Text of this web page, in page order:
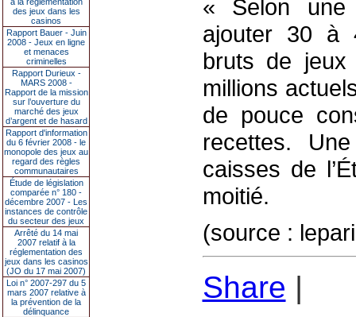
des jeux dans les
casinos
Rapport Bauer - Juin
2008 - Jeux en ligne
et menaces
criminelles
Rapport Durieux -
MARS 2008 -
Rapport de la mission
sur l’ouverture du
marché des jeux
d’argent et de hasard
Rapport d'information
du 6 février 2008 - le
monopole des jeux au
regard des règles
communautaires
Étude de législation
comparée n° 180 -
décembre 2007 - Les
instances de contrôle
du secteur des jeux
Arrêté du 14 mai
2007 relatif à la
réglementation des
jeux dans les casinos
(JO du 17 mai 2007)
Loi n° 2007-297 du 5
mars 2007 relative à
la prévention de la
délinquance
« Selon une
ajouter 30 à
bruts de
millions
de pouce
recettes.
caisses de
moitié.
(source :
Share |